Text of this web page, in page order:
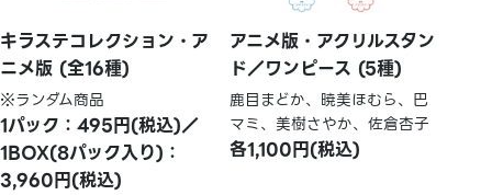
キラステコレクション・ア
ニメ版 (全16種)
※ランダム商品
1パック：495円(税込)／
1BOX(8パック入り)：
3,960円(税込)
アニメ版・アクリルスタン
ド／ワンピース (5種)
鹿目まどか、暁美ほむら、巴
マミ、美樹さやか、佐倉杏子
各1,100円(税込)